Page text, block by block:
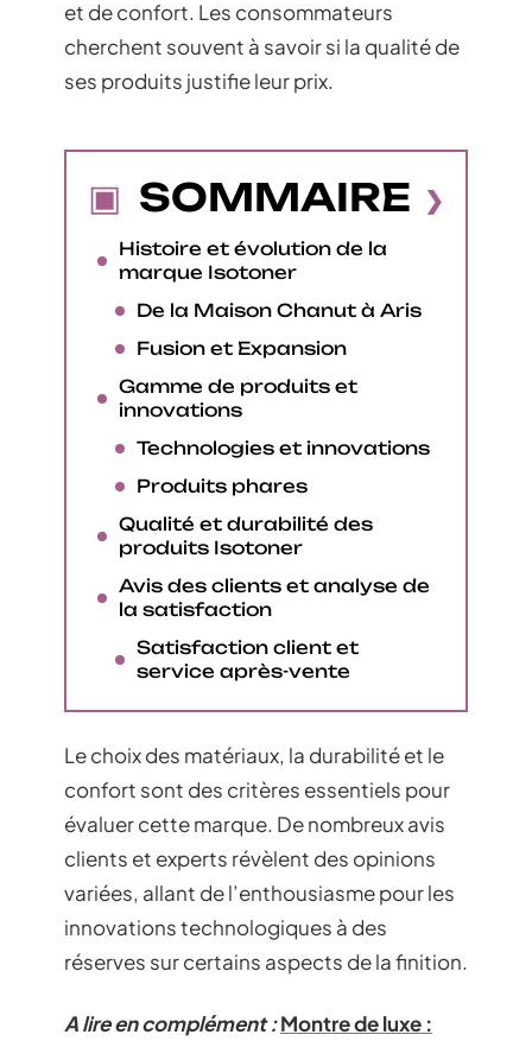
et de confort. Les consommateurs
cherchent souvent à savoir si la qualité de
ses produits justifie leur prix.
SOMMAIRE
Histoire et évolution de la
marque Isotoner
De la Maison Chanut à Aris
Fusion et Expansion
Gamme de produits et
innovations
Technologies et innovations
Produits phares
Qualité et durabilité des
produits Isotoner
Avis des clients et analyse de
la satisfaction
Satisfaction client et
service après-vente
Le choix des matériaux, la durabilité et le
confort sont des critères essentiels pour
évaluer cette marque. De nombreux avis
clients et experts révèlent des opinions
variées, allant de l’enthousiasme pour les
innovations technologiques à des
réserves sur certains aspects de la finition.
A lire en complément :Montre de luxe :